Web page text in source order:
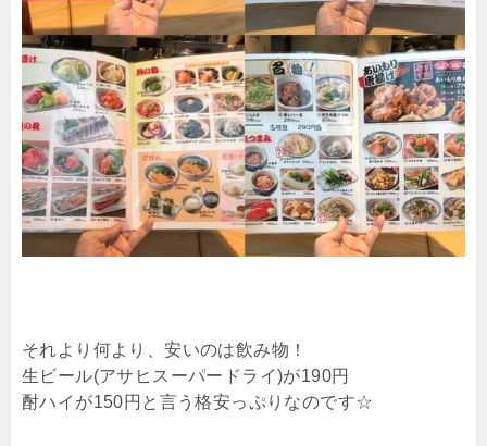
それより何より、安いのは飲み物！
生ビール(アサヒスーパードライ)が190円
酎ハイが150円と言う格安っぷりなのです☆